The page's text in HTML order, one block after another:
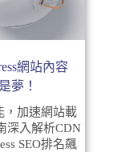
網站內容
夢！
，加速網站載
深入解析CDN
SEO排名飆